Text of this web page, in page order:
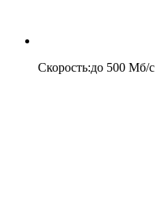
Скорость:до 500 Мб/c